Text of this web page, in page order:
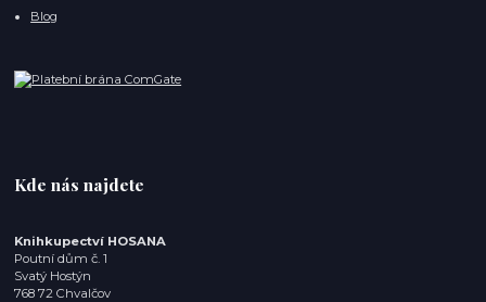
Blog
Kde nás najdete
Knihkupectví HOSANA
Poutní dům č. 1
Svatý Hostýn
768 72 Chvalčov